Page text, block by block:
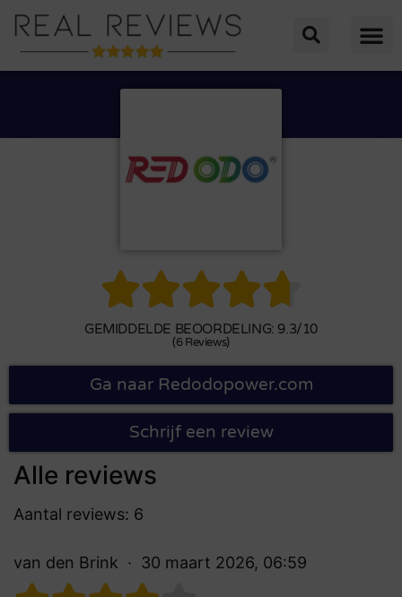

GEMIDDELDE BEOORDELING: 9.3/10
(6 Reviews)
Ga naar Redodopower.com
Schrijf een review
Alle reviews
Aantal reviews: 6
van den Brink 30 maart 2026, 06:59